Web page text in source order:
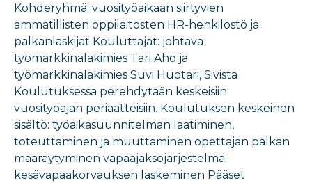
Kohderyhmä: vuosityöaikaan siirtyvien
ammatillisten oppilaitosten HR-henkilöstö ja
palkanlaskijat Kouluttajat: johtava
työmarkkinalakimies Tari Aho ja
työmarkkinalakimies Suvi Huotari, Sivista
Koulutuksessa perehdytään keskeisiin
vuosityöajan periaatteisiin. Koulutuksen keskeinen
sisältö: työaikasuunnitelman laatiminen,
toteuttaminen ja muuttaminen opettajan palkan
määräytyminen vapaajaksojärjestelmä
kesävapaakorvauksen laskeminen Pääset